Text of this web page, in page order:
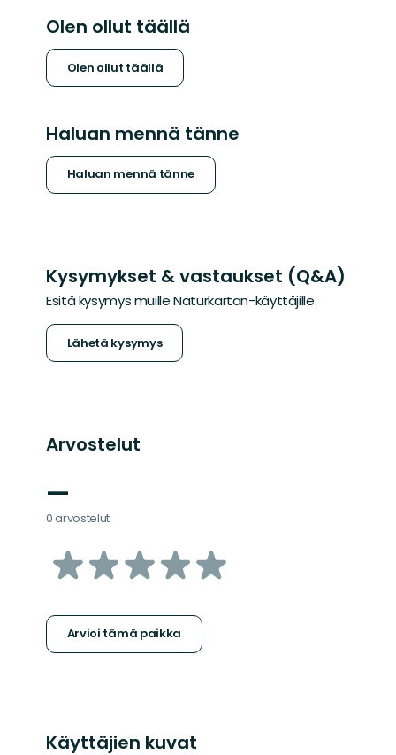
Olen ollut täällä
Olen ollut täällä
Haluan mennä tänne
Haluan mennä tänne
Kysymykset & vastaukset (Q&A)
Esitä kysymys muille Naturkartan-käyttäjille.
Lähetä kysymys
Arvostelut
—
0 arvostelut
/5
Arvioi tämä paikka
Käyttäjien kuvat